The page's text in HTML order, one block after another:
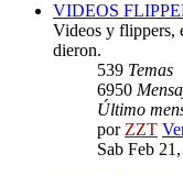
VIDEOS
Videos y flippers,
dieron.
539 Temas
6950
Último
porZZT
Sab Feb